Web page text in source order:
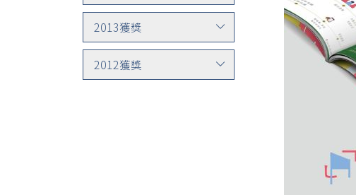
2013獲獎
2012獲獎